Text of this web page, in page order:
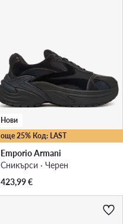
още 25% Код: LAST
Нови
Emporio Armani
Сникърси · Черен
423,99€